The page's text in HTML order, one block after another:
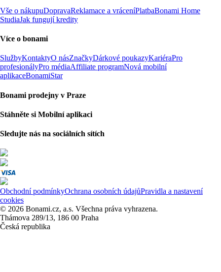
Vše o nákupuDopravaReklamace a vráceníPlatbaBonami Home
StudiaJak fungují kredity
Více o bonami
SlužbyKontaktyO násZnačkyDárkové poukazyKariéraPro
profesionályPro médiaAffiliate programNová mobilní
aplikaceBonamiStar
Bonami prodejny v Praze
Stáhněte si Mobilní aplikaci
Sledujte nás na sociálních sítích
Obchodní podmínkyOchrana osobních údajůPravidla a nastavení
cookies
© 2026 Bonami.cz, a.s. Všechna práva vyhrazena.
Thámova 289/13, 186 00 Praha
Česká republika